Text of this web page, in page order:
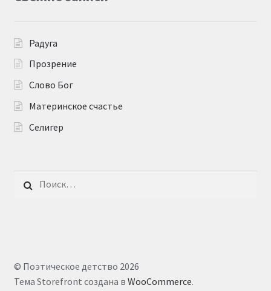
Радуга
Прозрение
Слово Бог
Материнское счастье
Селигер
Найти:
© Поэтическое детство 2026
Тема Storefront создана в WooCommerce.